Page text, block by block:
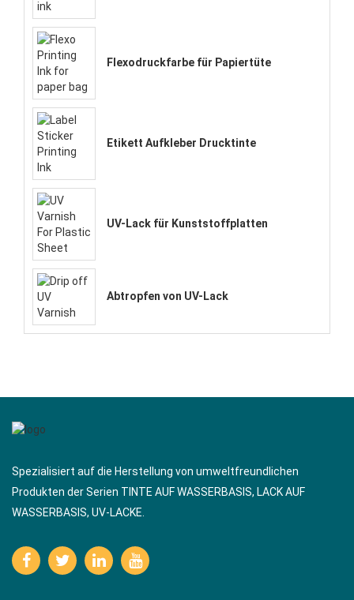
Flexodruckfarbe für Papiertüte
Etikett Aufkleber Drucktinte
UV-Lack für Kunststoffplatten
Abtropfen von UV-Lack
Spezialisiert auf die Herstellung von umweltfreundlichen
Produkten der Serien TINTE AUF WASSERBASIS, LACK AUF
WASSERBASIS, UV-LACKE.